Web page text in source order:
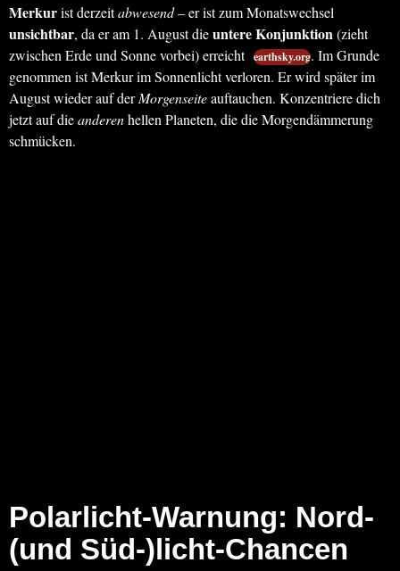
Merkurist derzeitabwesend– er ist zum Monatswechsel
unsichtbar, da er am 1. August dieuntere Konjunktion(zieht
zwischen Erde und Sonne vorbei) erreicht earthsky.org. Im Grunde
genommen ist Merkur im Sonnenlicht verloren. Er wird später im
August wieder auf derMorgenseiteauftauchen. Konzentriere dich
jetzt auf dieanderenhellen Planeten, die die Morgendämmerung
schmücken.
Polarlicht-Warnung: Nord-
(und Süd-)licht-Chancen